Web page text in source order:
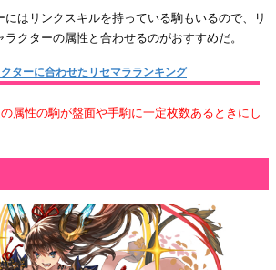
はリンクスキルを持っている駒もいるので、リ
クターの属性と合わせるのがおすすめだ。
ターに合わせたリセマラランキング
属性の駒が盤面や手駒に一定枚数あるときにし